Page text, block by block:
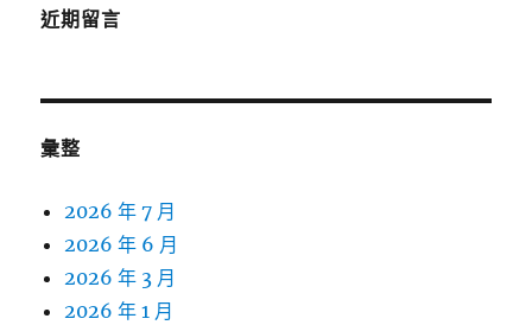
近期留言
彙整
2026 年 7 月
2026 年 6 月
2026 年 3 月
2026 年 1 月